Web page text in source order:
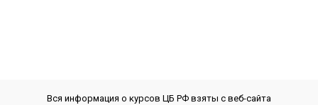
Вся информация о курсов ЦБ РФ взяты с веб-сайта